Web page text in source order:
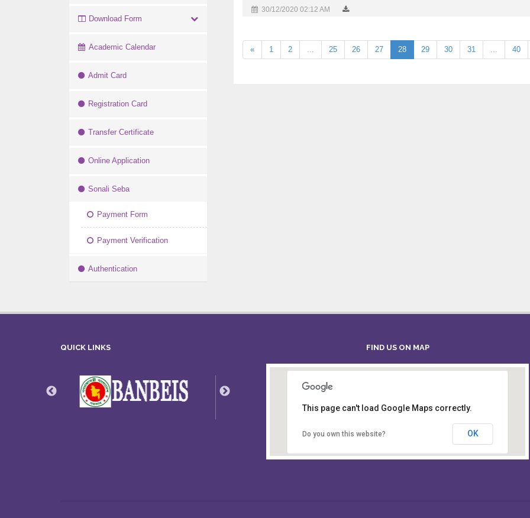
Download Form
Academic Calendar
Admit Card
Registration Card
Transfer Certificate
Online Application
Sonali Seba
Payment Form
Payment Verification
Authentication
30/12/2020 02:12 AM
« 1 2 ... 25 26 27 28 29 30 31 ... 40
QUICK LINKS FIND US ON MAP
This page can't load Google Maps correctly.
Do you own this website? OK